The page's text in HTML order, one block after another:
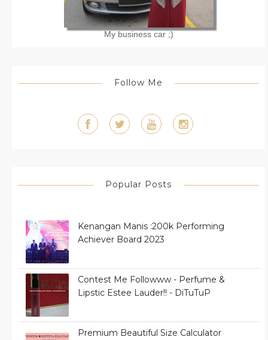
My business car ;)
Follow Me
Popular Posts
Kenangan Manis :200k Performing
Achiever Board 2023
Contest Me Followww - Perfume &
Lipstic Estee Lauder!! - DiTuTuP
Premium Beautiful Size Calculator